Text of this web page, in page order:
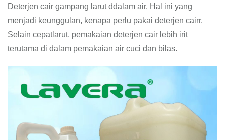
Deterjen cair gampang larut ddalam air. Hal ini yang
menjadi keunggulan, kenapa perlu pakai deterjen cairr.
Selain cepatlarut, pemakaian deterjen cair lebih irit
terutama di dalam pemakaian air cuci dan bilas.